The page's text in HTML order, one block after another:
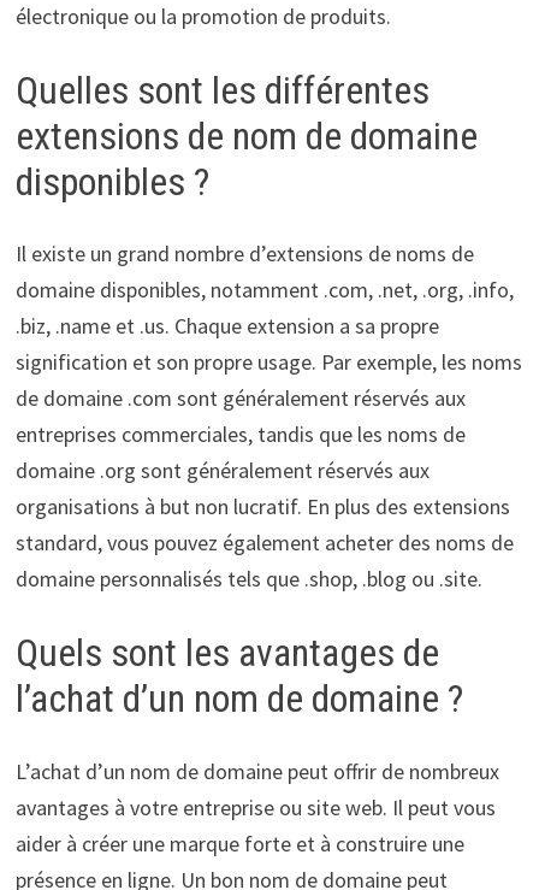
électronique ou la promotion de produits.
Quelles sont les différentes
extensions de nom de domaine
disponibles ?
Il existe un grand nombre d’extensions de noms de
domaine disponibles, notamment .com, .net, .org, .info,
.biz, .name et .us. Chaque extension a sa propre
signification et son propre usage. Par exemple, les noms
de domaine .com sont généralement réservés aux
entreprises commerciales, tandis que les noms de
domaine .org sont généralement réservés aux
organisations à but non lucratif. En plus des extensions
standard, vous pouvez également acheter des noms de
domaine personnalisés tels que .shop, .blog ou .site.
Quels sont les avantages de
l’achat d’un nom de domaine ?
L’achat d’un nom de domaine peut offrir de nombreux
avantages à votre entreprise ou site web. Il peut vous
aider à créer une marque forte et à construire une
présence en ligne. Un bon nom de domaine peut